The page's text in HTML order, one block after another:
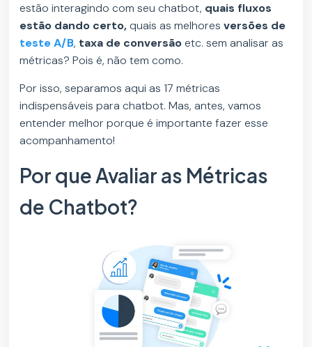
estão interagindo com seu chatbot, quais fluxos
estão dando certo,quais as melhores versões de
teste A/B, taxa de conversãoetc. sem analisar as
métricas? Pois é, não tem como.
Por isso, separamos aqui as 17 métricas
indispensáveis para chatbot. Mas, antes, vamos
entender melhor porque é importante fazer esse
acompanhamento!
Por que Avaliar as Métricas
de Chatbot?